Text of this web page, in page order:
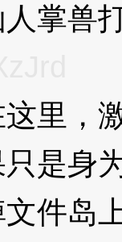
掌兽
，激
是身
件岛